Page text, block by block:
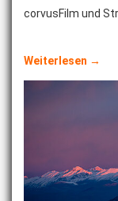
corvusFilm und
Weiterlesen →